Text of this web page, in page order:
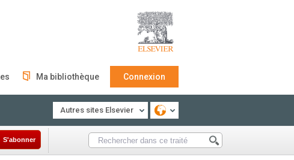
Ma bibliothèque Connexion
Autres sites Elsevier
S'abonner